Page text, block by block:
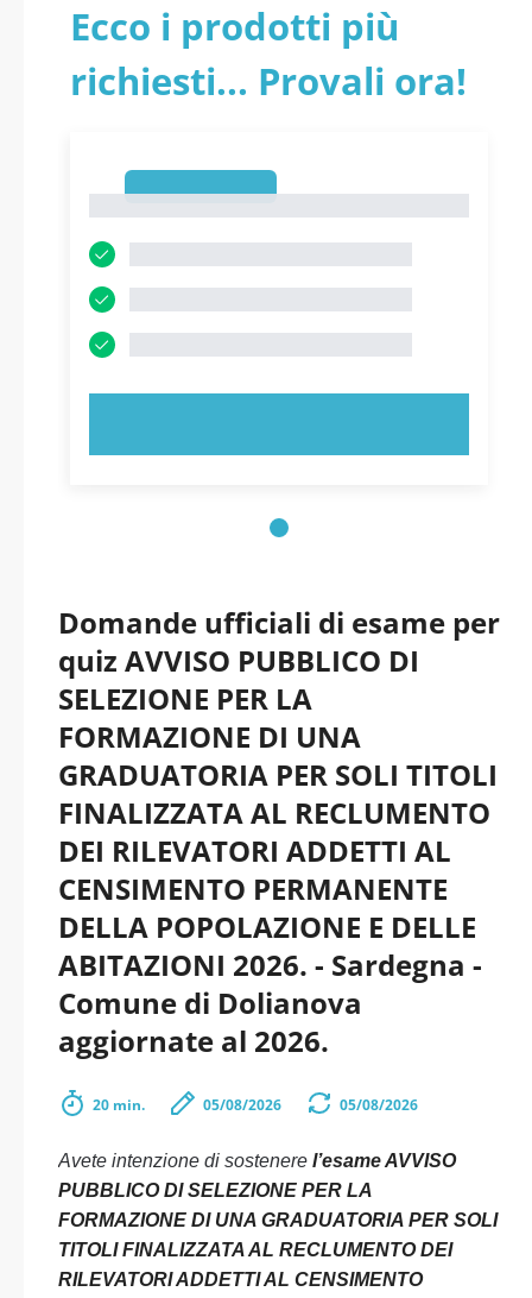
Ecco i prodotti più
richiesti... Provali ora!
Domande ufficiali di esame per
quiz AVVISO PUBBLICO DI
SELEZIONE PER LA
FORMAZIONE DI UNA
GRADUATORIA PER SOLI TITOLI
FINALIZZATA AL RECLUMENTO
DEI RILEVATORI ADDETTI AL
CENSIMENTO PERMANENTE
DELLA POPOLAZIONE E DELLE
ABITAZIONI 2026. - Sardegna -
Comune di Dolianova
aggiornate al 2026.
20 min. 05/08/2026 05/08/2026
Avete intenzione di sostenere l’esame AVVISO
PUBBLICO DI SELEZIONE PER LA
FORMAZIONE DI UNA GRADUATORIA PER SOLI
TITOLI FINALIZZATA AL RECLUMENTO DEI
RILEVATORI ADDETTI AL CENSIMENTO